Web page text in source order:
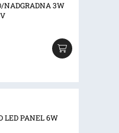
NADGRADNA 3W
LED PANEL 6W